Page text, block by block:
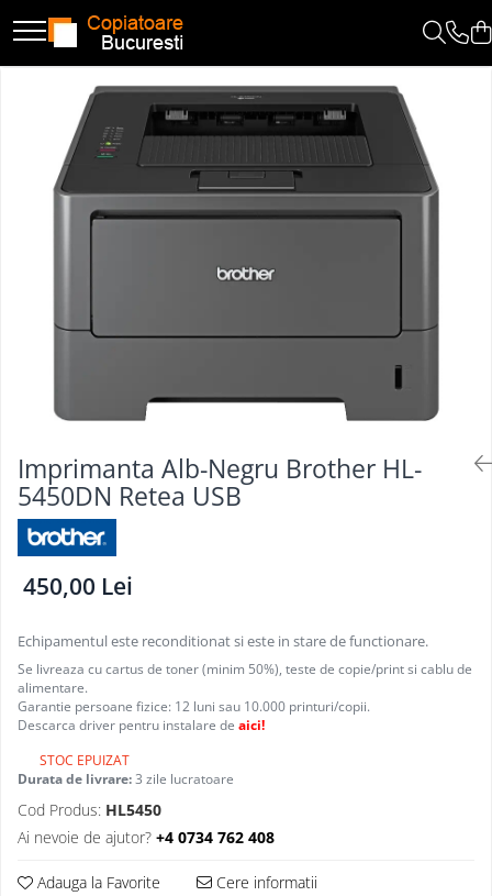
Imprimanta Alb-Negru Brother HL-
5450DN Retea USB
450,00 Lei
Echipamentul este reconditionat si este in stare de functionare.
Se livreaza cu cartus de toner (minim 50%), teste de copie/print si cablu de
alimentare.
Garantie persoane fizice: 12 luni sau 10.000 printuri/copii.
Descarca driver pentru instalare de aici!
STOC EPUIZAT
Durata de livrare:3 zile lucratoare
Cod Produs: HL5450
Ai nevoie de ajutor? +4 0734 762 408
Adauga la Favorite Cere informatii